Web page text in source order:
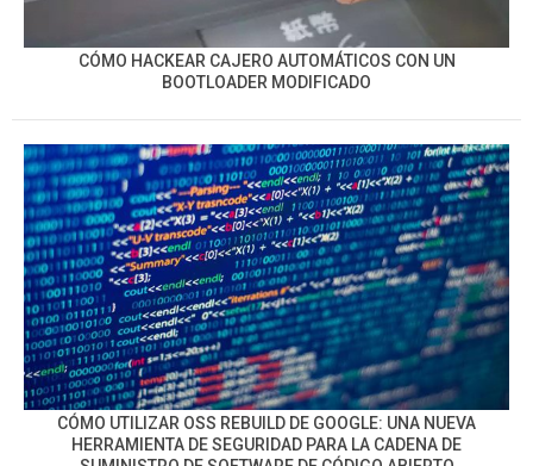
CÓMO HACKEAR CAJERO AUTOMÁTICOS CON UN
BOOTLOADER MODIFICADO
CÓMO UTILIZAR OSS REBUILD DE GOOGLE: UNA NUEVA
HERRAMIENTA DE SEGURIDAD PARA LA CADENA DE